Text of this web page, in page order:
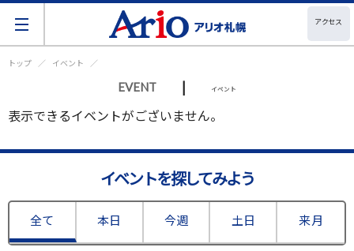
アクセス
トップ イベント
EVENT | イベント
表示できるイベントがございません。
イベントを探してみよう
全て 本日 今週 土日 来月